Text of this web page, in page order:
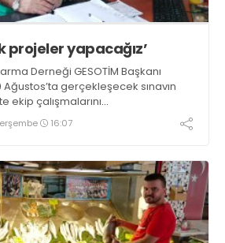
projeler yapacağız’
Derneği GESOTİM Başkanı
gerçekleşecek sınavın
ekip çalışmalarını
ifade ederek açıklamalarda
“Gölcük’te ve Kocaeli genelinde ses
16:07